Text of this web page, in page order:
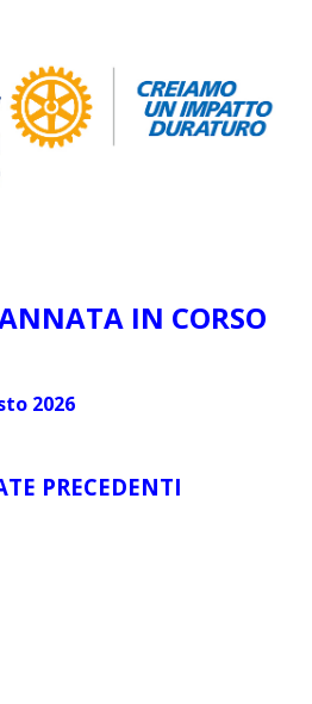
IN CORSO
2026
PRECEDENTI